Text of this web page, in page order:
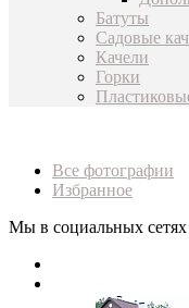
Батуты
Садовые
Качели
Горки
Все фотографии
Избранное
Мы в социальных сетях